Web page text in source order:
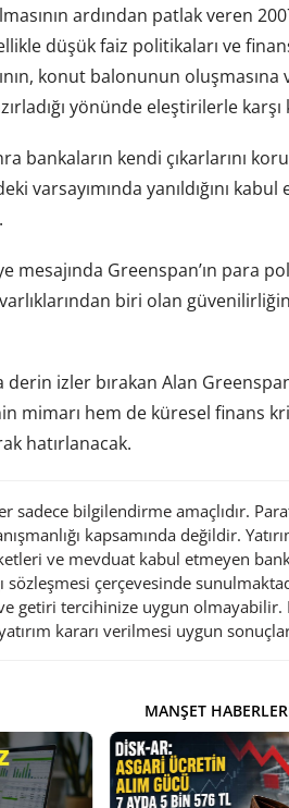
ardından patlak veren
düşük faiz politikaları ve
konut balonunun oluşmasına
yönünde eleştirilerle karşı
bankaların kendi çıkarlarını
varsayımında yanıldığını
mesajında Greenspan’ın para
biri olan güvenilirliğin
derin izler bırakan Alan
mimarı hem de küresel finans
hatırlanacak.
sadece bilgilendirme amaçlıdır.
kapsamında değildir.
ve mevduat kabul etmeyen
sözleşmesi çerçevesinde
getiri tercihinize uygun olmayabilir.
kararı verilmesi uygun
MANŞET